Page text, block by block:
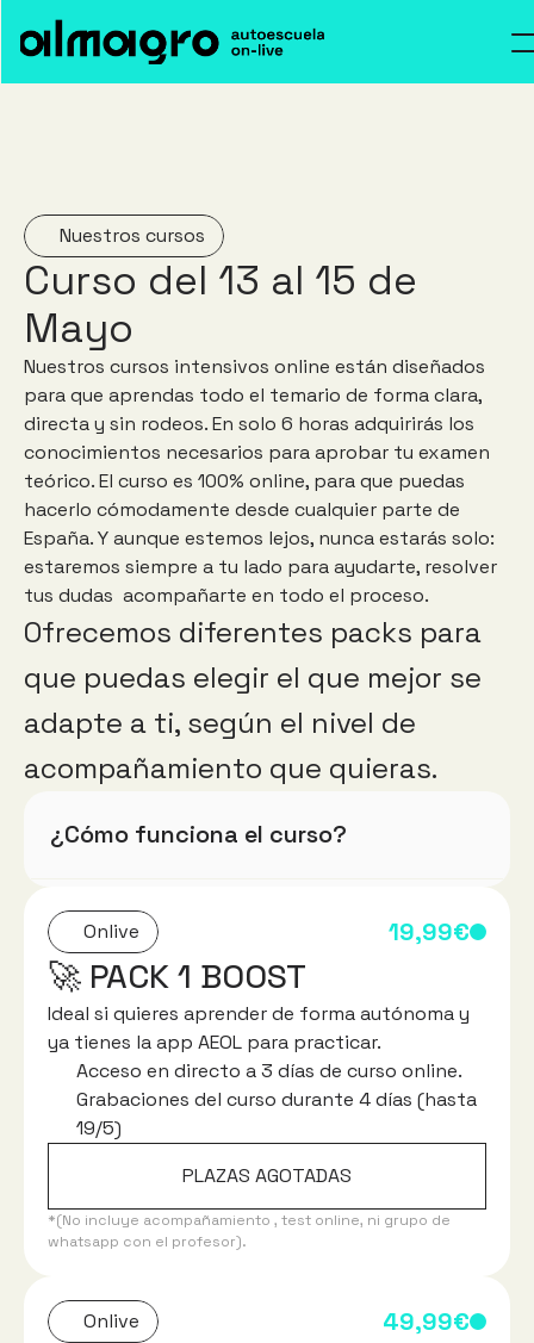
Nuestros cursos
Curso del 13 al 15 de
Mayo
Nuestros cursos intensivos online están diseñados
para que aprendas todo el temario de forma clara,
directa y sin rodeos. En solo 6 horas adquirirás los
conocimientos necesarios para aprobar tu examen
teórico. El curso es 100% online, para que puedas
hacerlo cómodamente desde cualquier parte de
España. Y aunque estemos lejos, nunca estarás solo:
estaremos siempre a tu lado para ayudarte, resolver
tus dudas  acompañarte en todo el proceso.
Ofrecemos diferentes packs para
que puedas elegir el que mejor se
adapte a ti, según el nivel de
acompañamiento que quieras.
¿Cómo funciona el curso?
Onlive 19,99€
🚀 PACK 1 BOOST
Ideal si quieres aprender de forma autónoma y
ya tienes la app AEOL para practicar.
Acceso en directo a 3 días de curso online.
Grabaciones del curso durante 4 días (hasta
19/5)
PLAZAS AGOTADAS
*(No incluye acompañamiento , test online, ni grupo de
whatsapp con el profesor).
Onlive 49,99€
PLAZASAGOTADAS PLAZAS
PLAZAS AGOTADAS
Inicio
Activar
Contacto
Acceso alumnos